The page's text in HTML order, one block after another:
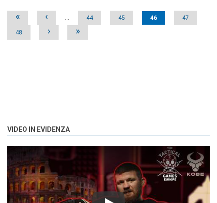
Pages
« ‹ … 44 45 46 47
48 › »
VIDEO IN EVIDENZA